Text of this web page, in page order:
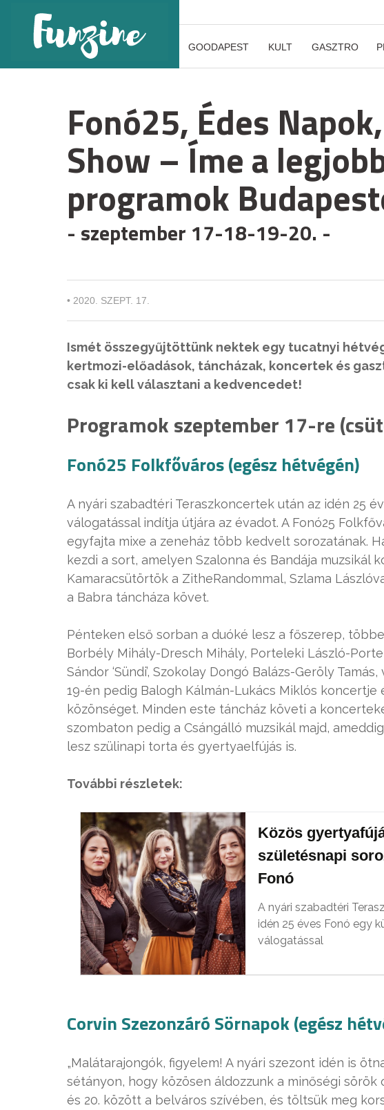
GOODAPEST KULT GASZTRO
Fonó25, Édes
Show – Íme a
programok
- szeptember 17-18-19-20. -
• 2020. SZEPT. 17.
Ismét összegyűjtöttünk nektek egy tucatnyi
kertmozi-előadások, táncházak, koncertek és
csak ki kell választani a kedvencedet!
Programok szeptember 17-re
Fonó25 Folkfőváros (egész hétvégén)
A nyári szabadtéri Teraszkoncertek után az idén 25
válogatással indítja útjára az évadot. A Fonó25
egyfajta mixe a zeneház több kedvelt sorozatának.
kezdi a sort, amelyen Szalonna és Bandája muzsikál
Kamaracsütörtök a ZitheRandommal, Szlama
a Babra táncháza követ.
Pénteken első sorban a duóké lesz a főszerep,
Borbély Mihály-Dresch Mihály, Porteleki László-
Sándor ‘Sündi’, Szokolay Dongó Balázs-Geröly
19-én pedig Balogh Kálmán-Lukács Miklós koncertje
közönséget. Minden este táncház követi a
szombaton pedig a Csángálló muzsikál majd,
lesz szülinapi torta és gyertyaelfújás is.
További részletek:
Közös
születésnapi
Fonó
A nyári szabadtéri
idén 25 éves Fonó egy
válogatással
Corvin Szezonzáró Sörnapok (egész
„Malátarajongók, figyelem! A nyári szezont idén is
sétányon, hogy közösen áldozzunk a minőségi sörök
és 20. között a belváros szívében, és töltsük meg